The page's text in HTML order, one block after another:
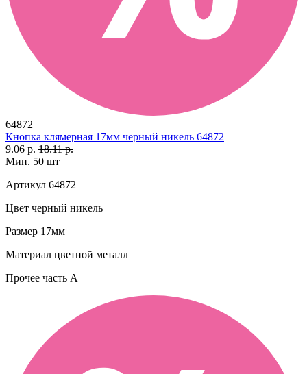
64872
Кнопка клямерная 17мм черный никель 64872
9.06 р. 18.11 р.
Мин. 50 шт
Артикул 64872
Цвет черный никель
Размер 17мм
Материал цветной металл
Прочее часть A